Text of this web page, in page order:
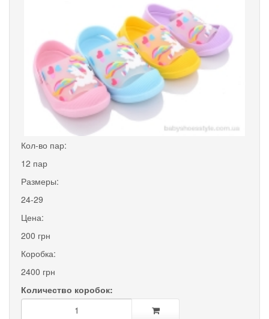
Кол-во пар:
12 пар
Размеры:
24-29
Цена:
200 грн
Коробка:
2400 грн
Количество коробок: